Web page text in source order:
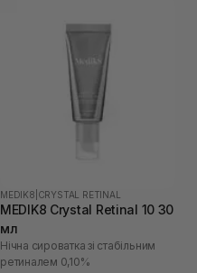
MEDIK8 CRYSTAL RETINAL
MEDIK8 Crystal Retinal 10 30
мл
Нічна сироватка зі стабільним
ретиналем 0,10%